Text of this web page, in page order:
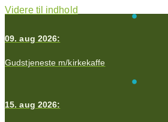
Videre til indhold
09. aug 2026:
Gudstjeneste m/kirkekaffe
15. aug 2026: